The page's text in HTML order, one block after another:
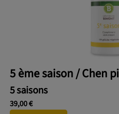
5 ème saison / Chen
5 saisons
39,00 €